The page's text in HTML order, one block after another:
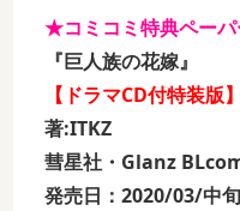
★コミコミ特典ペーパ
『巨人族の花嫁』
【ドラマCD付特装版】
著:ITKZ
彗星社・Glanz
発売日：2020/03/中旬